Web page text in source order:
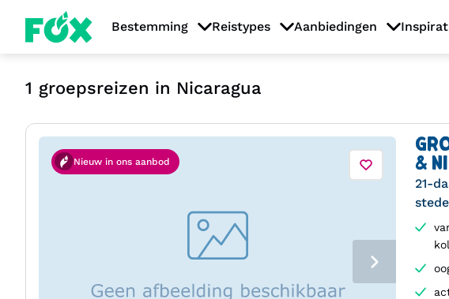
Bestemming Reistypes Aanbiedingen
1 groepsreizen in Nicaragua
Nieuw in ons aanbod
&
21-